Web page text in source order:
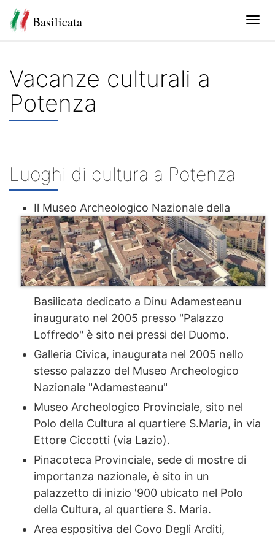
Basilicata
Vacanze culturali a
Potenza
Luoghi di cultura a Potenza
Il Museo Archeologico Nazionale della
Basilicata dedicato a Dinu Adamesteanu
inaugurato nel 2005 presso "Palazzo
Loffredo" è sito nei pressi del Duomo.
Galleria Civica, inaugurata nel 2005 nello
stesso palazzo del Museo Archeologico
Nazionale "Adamesteanu"
Museo Archeologico Provinciale, sito nel
Polo della Cultura al quartiere S.Maria, in via
Ettore Ciccotti (via Lazio).
Pinacoteca Provinciale, sede di mostre di
importanza nazionale, è sito in un
palazzetto di inizio '900 ubicato nel Polo
della Cultura, al quartiere S. Maria.
Area espositiva del Covo Degli Arditi,